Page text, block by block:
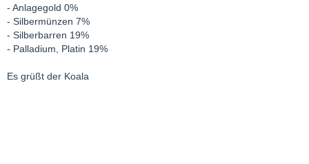
- Anlagegold 0%
- Silbermünzen 7%
- Silberbarren 19%
- Palladium, Platin 19%
Es grüßt der Koala